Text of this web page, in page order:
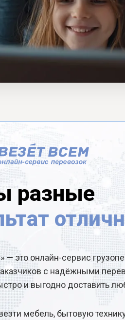
разные
— это онлайн-сервис
с надёжными
и выгодно доставить
мебель, бытовую